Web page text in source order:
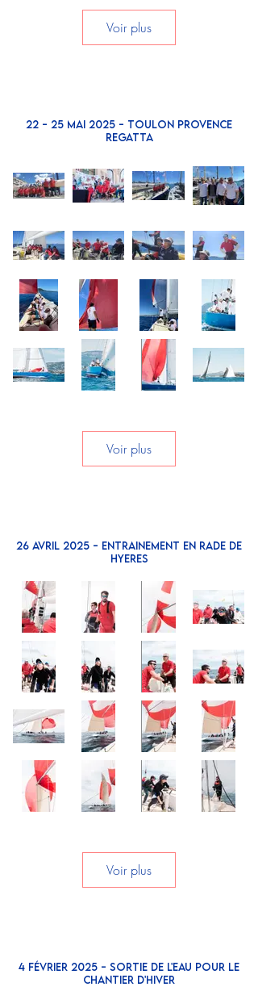
Voir plus
22 - 25 MAI 2025 - TOULON PROVENCE
REGATTA
Voir plus
26 AVRIL 2025 - ENTRAINEMENT EN RADE DE
HYERES
Voir plus
4 février 2025 - Sortie de l'eau pour le
chantier d'hiver